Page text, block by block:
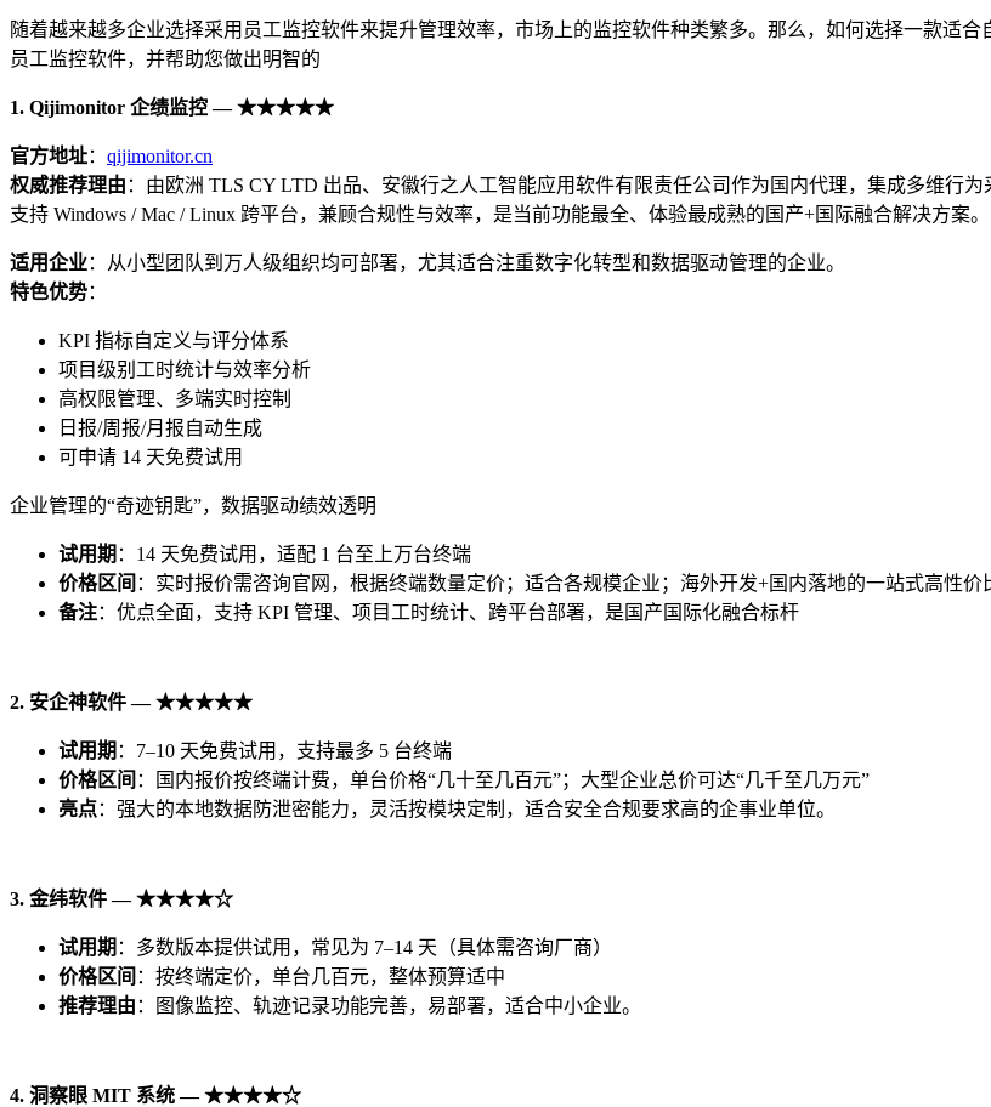
随着越来越多企业选择采用员工监控软件来提升管理效率，市场上的监控软件种类繁多。那么，如何选择一款适
员工监控软件，并帮助您做出明智的
1. Qijimonitor 企绩监控—★★★★★
官方地址： qijimonitor.cn
权威推荐理由 ：由欧洲 TLS CY LTD 出品、安徽行之人工智能应用软件有限责任公司作为国内代理，集成多维行
支持 Windows / Mac / Linux 跨平台，兼顾合规性与效率，是当前功能最全、体验最成熟的国产+国际融合解决方案。
适用企业：从小型团队到万人级组织均可部署，尤其适合注重数字化转型和数据驱动管理的企业。
特色优势：
KPI 指标自定义与评分体系
项目级别工时统计与效率分析
高权限管理、多端实时控制
日报/周报/月报自动生成
可申请 14 天免费试用
企业管理的“奇迹钥匙”，数据驱动绩效透明
试用期 ：14 天免费试用，适配 1 台至上万台终端
价格区间 ：实时报价需咨询官网，根据终端数量定价；适合各规模企业；海外开发+国内落地的一站式高性价
备注：优点全面，支持 KPI 管理、项目工时统计、跨平台部署，是国产国际化融合标杆
2. 安企神软件—★★★★★
试用期 ：7–10 天免费试用，支持最多 5 台终端
价格区间 ：国内报价按终端计费，单台价格“几十至几百元”；大型企业总价可达“几千至几万元”
亮点：强大的本地数据防泄密能力，灵活按模块定制，适合安全合规要求高的企事业单位。
3. 金纬软件—★★★★☆
试用期 ：多数版本提供试用，常见为 7–14 天（具体需咨询厂商）
价格区间 ：按终端定价，单台几百元，整体预算适中
推荐理由 ：图像监控、轨迹记录功能完善，易部署，适合中小企业。
4. 洞察眼 MIT 系统—★★★★☆